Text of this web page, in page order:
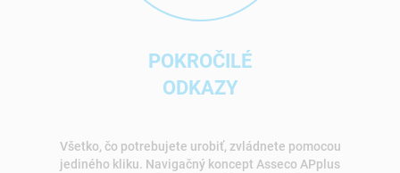
POKROČILÉ
ODKAZY
Všetko, čo potrebujete urobiť, zvládnete pomocou
jediného kliku. Navigačný koncept Asseco APplus